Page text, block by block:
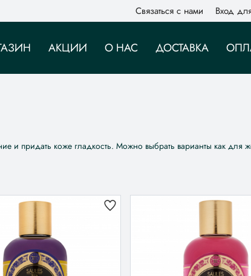
Связаться с нами Вход
АКЦИИ О НАС ДОСТАВКА
и придать коже гладкость. Можно выбрать варианты как для